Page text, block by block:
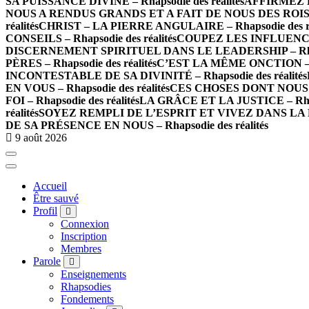
NOUS A RENDUS GRANDS ET A FAIT DE NOUS DES ROIS
réalitésCHRIST – LA PIERRE ANGULAIRE – Rhapsodie des
CONSEILS – Rhapsodie des réalitésCOUPEZ LES
DISCERNEMENT SPIRITUEL DANS LE LEADERSHIP –
PÈRES – Rhapsodie des réalitésC’EST LA MÊME ONCTION –
INCONTESTABLE DE SA DIVINITÉ – Rhapsodie des réalités
EN VOUS – Rhapsodie des réalitésCES CHOSES DONT
FOI – Rhapsodie des réalitésLA GRÂCE ET LA JUSTICE –
réalitésSOYEZ REMPLI DE L’ESPRIT ET VIVEZ DANS LA
DE SA PRÉSENCE EN NOUS – Rhapsodie des réalités
9 août 2026
Accueil
Être sauvé
Profil
Connexion
Inscription
Membres
Parole
Enseignements
Rhapsodies
Fondements